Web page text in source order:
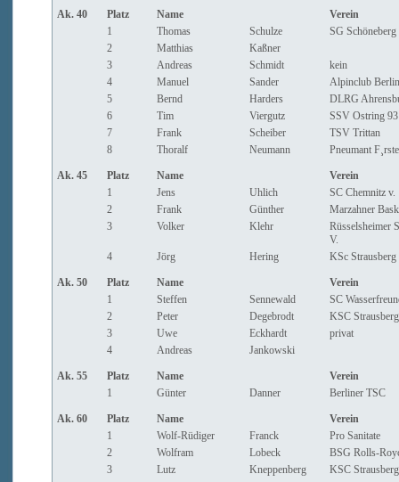
Ak. 40 Platz Name
Verein
1
Thomas Schulze
SG
2
Matthias
Kaßner
3
Andreas Schmidt
kein
4
Manuel Sander
Alpinclub Berlin
5
Bernd Harders
DLRG
6
Tim Viergutz
SSV Ostring 93
7
Frank Scheiber
TSV Trittan
8
Thoralf Neumann Pneumant
Ak. 45 Platz Name
Verein
1
Jens Uhlich
SC Chemnitz v.
2
Frank Günther
Marzahner
3
Volker Klehr
Rüsselsheimer
V.
4
Jörg Hering KSc Strausberg
Ak. 50 Platz Name
Verein
1
Steffen Sennewald
SC
2
Peter Degebrodt
KSC
3
Uwe Eckhardt
privat
4
Andreas Jankowski
Ak. 55 Platz Name
Verein
1
Günter Danner Berliner TSC
Ak. 60 Platz Name
Verein
1
Wolf-Rüdiger Franck
Pro Sanitate
2
Wolfram Lobeck
BSG Rolls-
3
Lutz Kneppenberg KSC